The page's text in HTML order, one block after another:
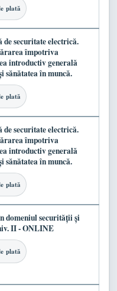
plată
securitate electrică.
împotriva
introductiv generală
sănătatea în muncă.
plată
securitate electrică.
împotriva
introductiv generală
sănătatea în muncă.
plată
domeniul securității și
II - ONLINE
plată